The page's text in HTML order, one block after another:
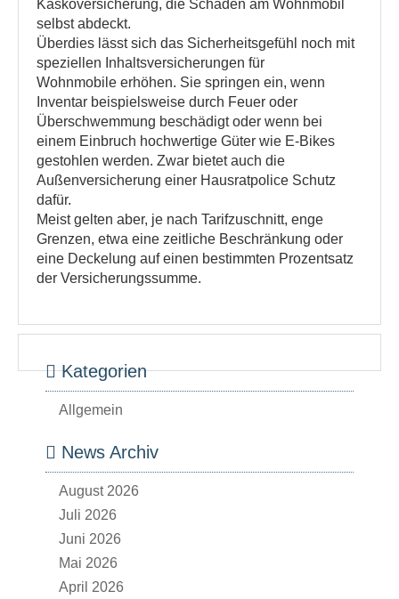
Kaskoversicherung, die Schäden am Wohnmobil
selbst abdeckt.
Überdies lässt sich das Sicherheitsgefühl noch mit
speziellen Inhaltsversicherungen für
Wohnmobile erhöhen. Sie springen ein, wenn
Inventar beispielsweise durch Feuer oder
Überschwemmung beschädigt oder wenn bei
einem Einbruch hochwertige Güter wie E-Bikes
gestohlen werden. Zwar bietet auch die
Außenversicherung einer Hausratpolice Schutz
dafür.
Meist gelten aber, je nach Tarifzuschnitt, enge
Grenzen, etwa eine zeitliche Beschränkung oder
eine Deckelung auf einen bestimmten Prozentsatz
der Versicherungssumme.
Kategorien
Allgemein
News Archiv
August 2026
Juli 2026
Juni 2026
Mai 2026
April 2026